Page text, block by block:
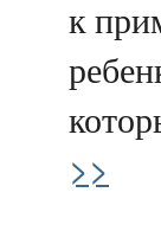
к
>>